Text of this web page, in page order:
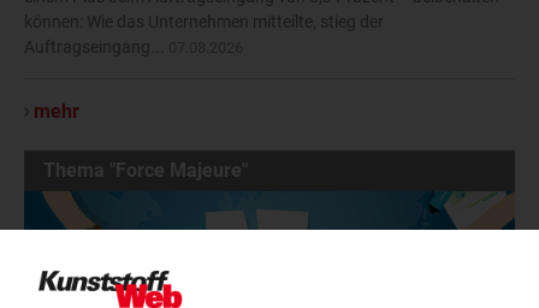
können: Wie das Unternehmen mitteilte, stieg der
Auftragseingang...
mehr
Thema "Force Majeure"